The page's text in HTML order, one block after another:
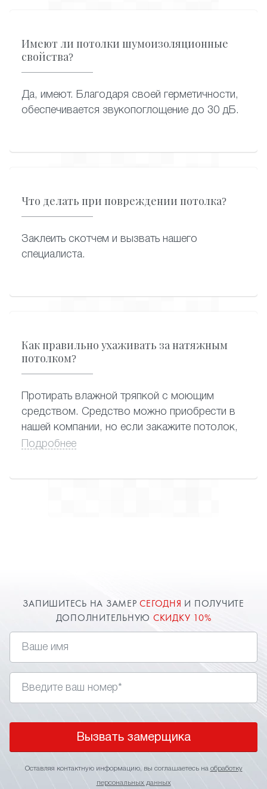
Имеют ли потолки шумоизоляционные
свойства?
Да, имеют. Благодаря своей герметичности,
обеспечивается звукопоглощение до 30 дБ.
Что делать при повреждении потолка?
Заклеить скотчем и вызвать нашего
специалиста.
Как правильно ухаживать за натяжным
потолком?
Протирать влажной тряпкой с моющим
средством. Средство можно приобрести в
нашей компании, но если закажите потолок,
вам его подарят.
Подробнее
ЗАПИШИТЕСЬ НА ЗАМЕРСЕГОДНЯ И ПОЛУЧИТЕ
ДОПОЛНИТЕЛЬНУЮ СКИДКУ 10%
Вызвать замерщика
Оставляя контактную информацию, вы соглашаетесь на обработку
персональных данных